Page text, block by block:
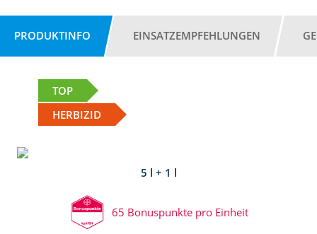
PRODUKTINFO EINSATZEMPFEHLUNGEN
TOP
HERBIZID
5 l + 1 l
65 Bonuspunkte pro Einheit